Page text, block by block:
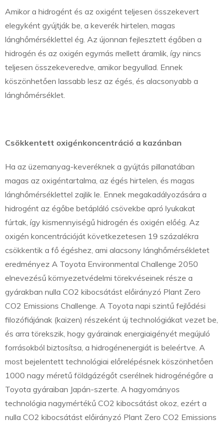
Amikor a hidrogént és az oxigént teljesen összekevert
elegyként gyújtják be, a keverék hirtelen, magas
lánghőmérséklettel ég. Az újonnan fejlesztett égőben a
hidrogén és az oxigén egymás mellett áramlik, így nincs
teljesen összekeveredve, amikor begyullad. Ennek
köszönhetően lassabb lesz az égés, és alacsonyabb a
lánghőmérséklet.
Csökkentett oxigénkoncentráció a kazánban
Ha az üzemanyag-keveréknek a gyújtás pillanatában
magas az oxigéntartalma, az égés hirtelen, és magas
lánghőmérséklettel zajlik le. Ennek megakadályozására a
hidrogént az égőbe betápláló csövekbe apró lyukakat
fúrtak, így kismennyiségű hidrogén és oxigén előég. Az
oxigén koncentrációját következetesen 19 százalékra
csökkentik a fő égéshez, ami alacsony lánghőmérsékletet
eredményez A Toyota Environmental Challenge 2050
elnevezésű környezetvédelmi törekvéseinek része a
gyárakban nulla CO2 kibocsátást előirányzó Plant Zero
CO2 Emissions Challenge. A Toyota napi szintű fejlődési
filozófiájának (kaizen) részeként új technológiákat vezet be,
és arra törekszik, hogy gyárainak energiaigényét megújuló
forrásokból biztosítsa, a hidrogénenergiát is beleértve. A
most bejelentett technológiai előrelépésnek köszönhetően
1000 nagy méretű földgázégőt cserélnek hidrogénégőre a
Toyota gyáraiban Japán-szerte. A hagyományos
technológia nagymértékű CO2 kibocsátást okoz, ezért a
nulla CO2 kibocsátást előirányzó Plant Zero CO2 Emissions